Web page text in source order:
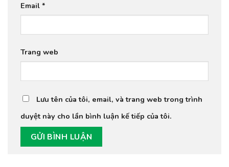
Email *
Trang web
Lưu tên của tôi, email, và trang web trong trình
duyệt này cho lần bình luận kế tiếp của tôi.